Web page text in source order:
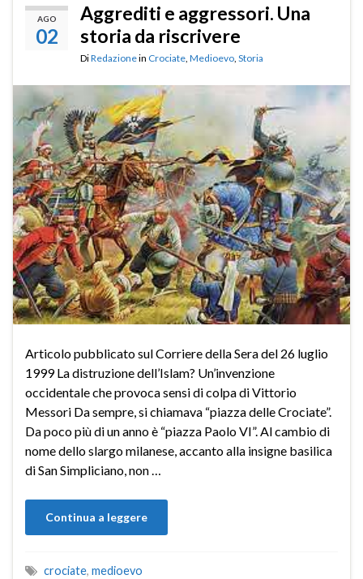
AGO
02
Aggrediti e aggressori. Una
storia da riscrivere
DiRedazionein Crociate, Medioevo, Storia
Articolo pubblicato sul Corriere della Sera del 26 luglio
1999 La distruzione dell’Islam? Un’invenzione
occidentale che provoca sensi di colpa di Vittorio
Messori Da sempre, si chiamava “piazza delle Crociate”.
Da poco più di un anno è “piazza Paolo VI”. Al cambio di
nome dello slargo milanese, accanto alla insigne basilica
di San Simpliciano, non …
Continua a leggere
crociate, medioevo